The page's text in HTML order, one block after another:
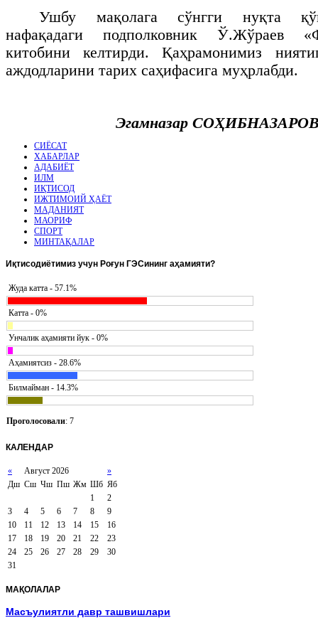
Ушбу мақолага сўнгги нуқта
нафақадаги подполковник Ў.Жўраев
китобини келтирди. Қаҳрамонимиз
аждодларини тарих саҳифасига муҳрлабди.
Эгамназар
СИЁСАТ
ХАБАРЛАР
АДАБИЁТ
ИЛМ
ИҚТИСОД
ИЖТИМОИЙ ҲАЁТ
МАДАНИЯТ
МАОРИФ
СПОРТ
МИНТАҚАЛАР
Иқтисодиётимиз учун Роғун ГЭСининг аҳамияти?
Жуда катта - 57.1%
Катта - 0%
Унчалик аҳамияти йук - 0%
Аҳамиятсиз - 28.6%
Билмайман - 14.3%
Проголосовали: 7
КАЛЕНДАР
« Август 2026
»
Дш Сш Чш Пш Жм Шб Яб
1
2
3
4 5 6 7 8
9
10
11 12 13 14 15
16
17
18 19 20 21 22
23
24
25 26 27 28 29
30
31
МАҚОЛАЛАР
Масъулиятли давр ташвишлари